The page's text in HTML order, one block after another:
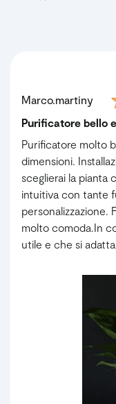
Marco.martiny
Purificatore bello
Purificatore molto
dimensioni.
sceglierai la pianta
intuitiva con tante
personalizzazione.
molto comoda.In
utile e che si